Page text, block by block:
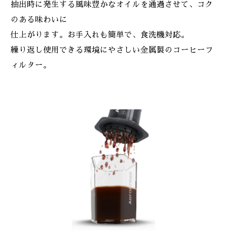
抽出時に発生する風味豊かなオイルを通過させて、コク
のある味わいに
仕上がります。お手入れも簡単で、食洗機対応。
繰り返し使用できる環境にやさしい金属製のコーヒーフ
ィルター。